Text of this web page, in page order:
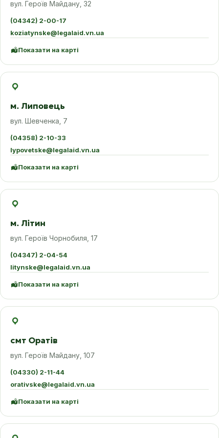
вул. Героїв Майдану, 32
(04342) 2-00-17
koziatynske@legalaid.vn.ua
Показати на карті
м. Липовець
вул. Шевченка, 7
(04358) 2-10-33
lypovetske@legalaid.vn.ua
Показати на карті
м. Літин
вул. Героїв Чорнобиля, 17
(04347) 2-04-54
litynske@legalaid.vn.ua
Показати на карті
смт Оратів
вул. Героїв Майдану, 107
(04330) 2-11-44
orativske@legalaid.vn.ua
Показати на карті